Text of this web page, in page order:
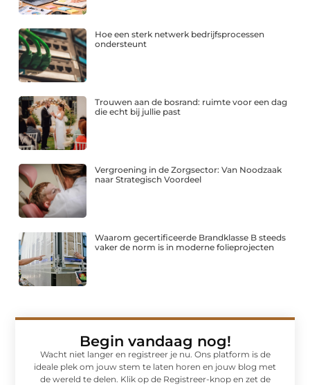
Hoe een sterk netwerk bedrijfsprocessen
ondersteunt
Trouwen aan de bosrand: ruimte voor een dag
die echt bij jullie past
Vergroening in de Zorgsector: Van Noodzaak
naar Strategisch Voordeel
Waarom gecertificeerde Brandklasse B steeds
vaker de norm is in moderne folieprojecten
Begin vandaag nog!
Wacht niet langer en registreer je nu. Ons platform is de
ideale plek om jouw stem te laten horen en jouw blog met
de wereld te delen. Klik op de Registreer-knop en zet de